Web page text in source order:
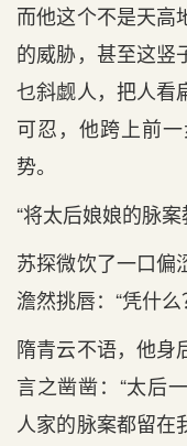
而他这个不是天高
的威胁，甚至这竖
乜斜觑人，把人看
可忍，他跨上前
势。
“将太后娘娘的脉案
苏探微饮了一口偏
澹然挑唇：“凭什么
隋青云不语，他身
言之凿凿：“太后
人家的脉案都留在